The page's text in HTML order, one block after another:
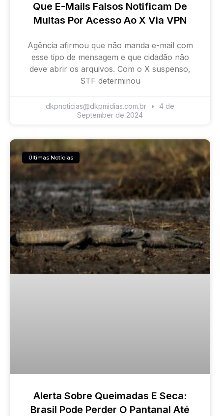
Que E-Mails Falsos Notificam De
Multas Por Acesso Ao X Via VPN
Agência afirmou que não manda e-mail com
esse tipo de mensagem e que cidadão não
deve abrir os arquivos. Com o X suspenso,
STF determinou
dkpnoticias@dkpmidias.com.br
4 de
September de 2024
Últimas Notícias
Alerta Sobre Queimadas E Seca:
Brasil Pode Perder O Pantanal Até